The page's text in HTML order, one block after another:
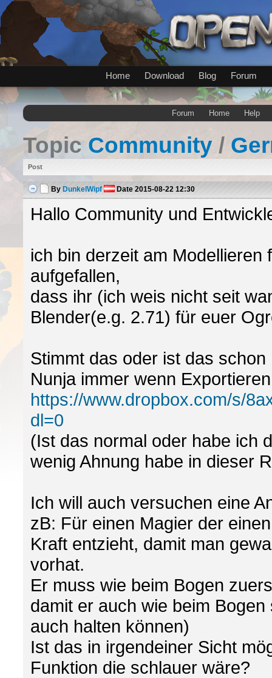
Home Download Blog Forum
Forum Home Help
Topic Community /
Post
By DunkelWipf Date 2015-08-22 12:30
Hallo Community und
ich bin derzeit am
aufgefallen,
dass ihr (ich weis nicht seit
Blender(e.g. 2.71) für euer
Stimmt das oder ist das schon
Nunja immer wenn
https://www.dropbox.com/s/
dl=0
(Ist das normal oder habe ich d
wenig Ahnung habe in dieser
Ich will auch versuchen eine
zB: Für einen Magier der
Kraft entzieht, damit man
vorhat.
Er muss wie beim Bogen
damit er auch wie beim
auch halten können)
Ist das in irgendeiner Sicht
Funktion die schlauer wäre?